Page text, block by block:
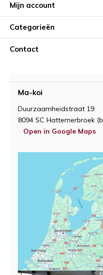
Mijn account
Categorieën
Contact
Ma-koi
Duurzaamheidstraat 19
8094 SC Hattemerbroek
Open in Google Maps